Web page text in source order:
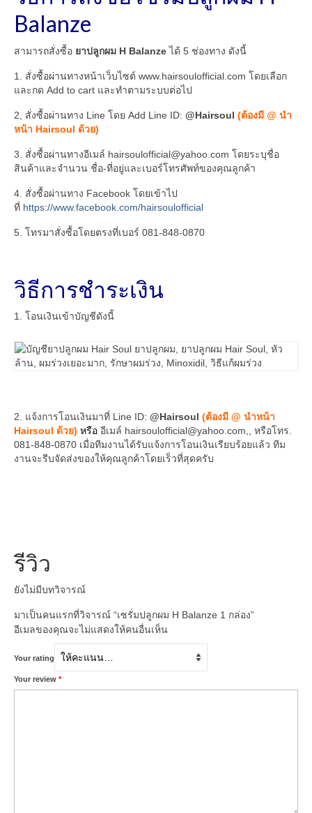
Balanze
สามารถสั่งซื้อ ยาปลูกผม H Balanzeได้ 5 ช่องทาง ดังนี้
1. สั่งซื้อผ่านทางหน้าเว็บไซต์ www.hairsoulofficial.com โดยเลือก
และกด Add to cart และทำตามระบบต่อไป
2, สั่งซื้อผ่านทาง Line โดย Add Line ID: @Hairsoul (ต้องมี @ นำ
หน้า Hairsoul ด้วย)
3. สั่งซื้อผ่านทางอีเมล์ hairsoulofficial@yahoo.com โดยระบุชื่อ
สินค้าและจำนวน ชื่อ-ที่อยู่และเบอร์โทรศัพท์ของคุณลูกค้า
4. สั่งซื้อผ่านทาง Facebook โดยเข้าไป
ที่ https://www.facebook.com/hairsoulofficial
5. โทรมาสั่งซื้อโดยตรงที่เบอร์ 081-848-0870
วิธีการชำระเงิน
1. โอนเงินเข้าบัญชีดังนี้
2. แจ้งการโอนเงินมาที่ Line ID: @Hairsoul (ต้องมี @ นำหน้า
Hairsoul ด้วย) หรือ อีเมล์ hairsoulofficial@yahoo.com,, หรือโทร.
081-848-0870 เมื่อทีมงานได้รับแจ้งการโอนเงินเรียบร้อยแล้ว ทีม
งานจะรีบจัดส่งของให้คุณลูกค้าโดยเร็วที่สุดครับ
รีวิว
ยังไม่มีบทวิจารณ์
มาเป็นคนแรกที่วิจารณ์ “เซรั่มปลูกผม H Balanze 1 กล่อง”
อีเมลของคุณจะไม่แสดงให้คนอื่นเห็น
Your rating
Your review *